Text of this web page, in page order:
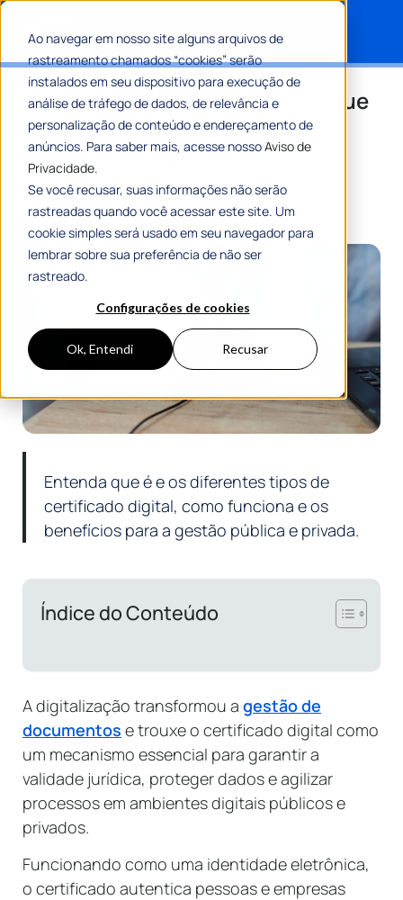
Ao navegar em nosso site alguns arquivos de
rastreamento chamados “cookies” serão
instalados em seu dispositivo para execução de
análise de tráfego de dados, de relevância e
personalização de conteúdo e endereçamento de
anúncios. Para saber mais, acesse nossoAviso de
Privacidade.
Se você recusar, suas informações não serão
rastreadas quando você acessar este site. Um
cookie simples será usado em seu navegador para
lembrar sobre sua preferência de não ser
rastreado.
Configurações de cookies
Ok, Entendi Recusar
Assine com um clique: tudo o que
você precisa saber sobre
certificado digital
Por Maria Flávia Tavares
07 Agosto 2025
7 Min De Leitura
Entenda que é e os diferentes tipos de
certificado digital, como funciona e os
benefícios para a gestão pública e privada.
Índice do Conteúdo
A digitalização transformou a gestão de
documentos e trouxe o certificado digital como
um mecanismo essencial para garantir a
validade jurídica, proteger dados e agilizar
processos em ambientes digitais públicos e
privados.
Funcionando como uma identidade eletrônica,
o certificado autentica pessoas e empresas